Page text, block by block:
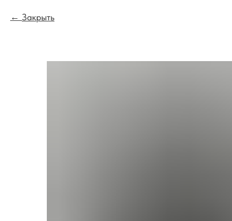
Закрыть